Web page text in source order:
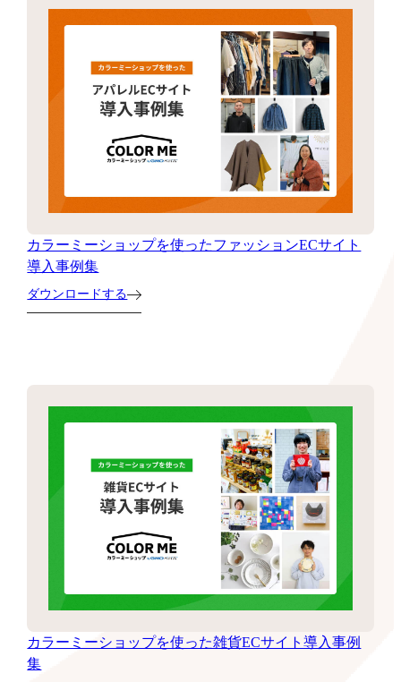
カラーミーショップを使ったファッションECサイト
導入事例集
ダウンロードする
カラーミーショップを使った雑貨ECサイト導入事例
集